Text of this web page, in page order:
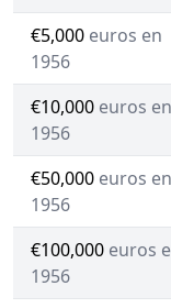
€5,000 euros en
1956
€10,000 euros en
1956
€50,000 euros en
1956
€100,000 euros
1956